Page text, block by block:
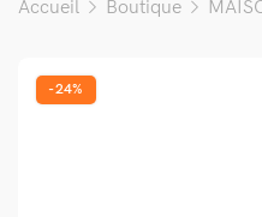
Accueil Boutique
-24%